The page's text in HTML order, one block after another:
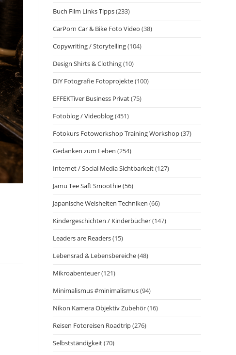
Buch Film Links Tipps(233)
CarPorn Car & Bike Foto Video (38)
Copywriting / Storytelling(104)
Design Shirts & Clothing(10)
DIY Fotografie Fotoprojekte(100)
EFFEKTiver Business Privat(75)
Fotoblog / Videoblog(451)
Fotokurs Fotoworkshop Training Workshop(37)
Gedanken zum Leben (254)
Internet / Social Media Sichtbarkeit(127)
Jamu Tee Saft Smoothie(56)
Japanische Weisheiten Techniken (66)
Kindergeschichten / Kinderbücher(147)
Leaders are Readers(15)
Lebensrad & Lebensbereiche(48)
Mikroabenteuer(121)
Minimalismus #minimalismus(94)
Nikon Kamera Objektiv Zubehör(16)
Reisen Fotoreisen Roadtrip(276)
Selbstständigkeit(70)